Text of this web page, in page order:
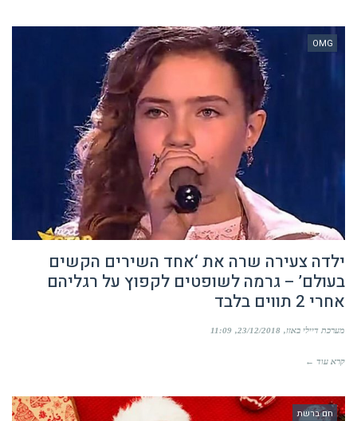
OMG
ילדה צעירה שרה את ‘אחד השירים הקשים
בעולם’ – גרמה לשופטים לקפוץ על רגליהם
אחרי 2 תווים בלבד
מערכת דיילי באזז 23/12/2018
11:09
קרא עוד ←
חם ברשת